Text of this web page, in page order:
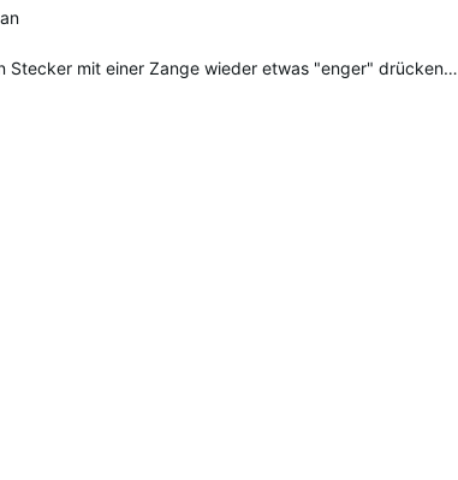
Stecker mit einer Zange wieder etwas "enger" drücken…